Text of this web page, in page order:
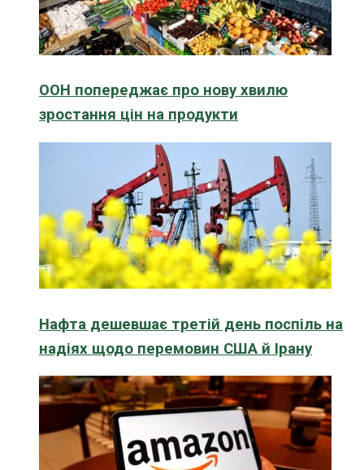
ООН попереджає про нову хвилю
зростання цін на продукти
Нафта дешевшає третій день поспіль на
надіях щодо перемовин США й Ірану